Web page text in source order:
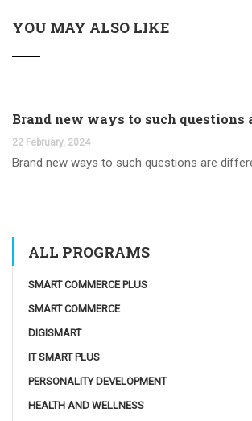
YOU MAY ALSO LIKE
22 February, 2024
Brand new ways to such questions are
ALL PROGRAMS
SMART COMMERCE PLUS
SMART COMMERCE
DIGISMART
IT SMART PLUS
PERSONALITY DEVELOPMENT
HEALTH AND WELLNESS